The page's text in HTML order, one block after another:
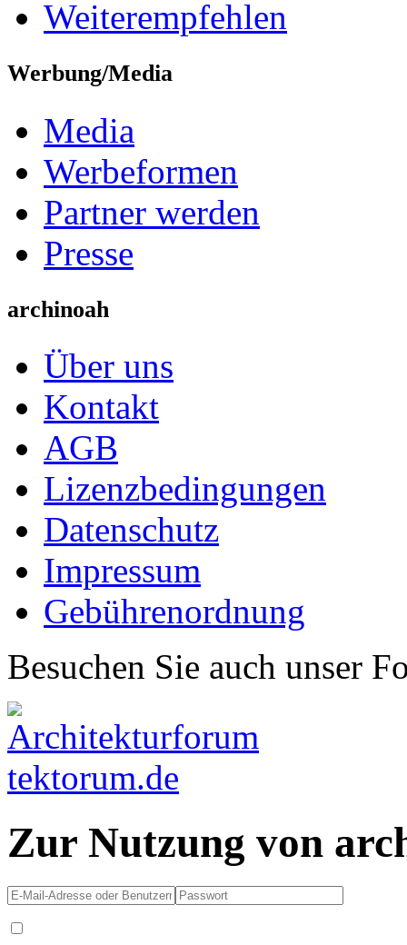
Weiterempfehlen
Werbung/Media
Media
Werbeformen
Partner werden
Presse
archinoah
Über uns
Kontakt
AGB
Lizenzbedingungen
Datenschutz
Impressum
Gebührenordnung
Besuchen Sie auch unser
Zur Nutzung von